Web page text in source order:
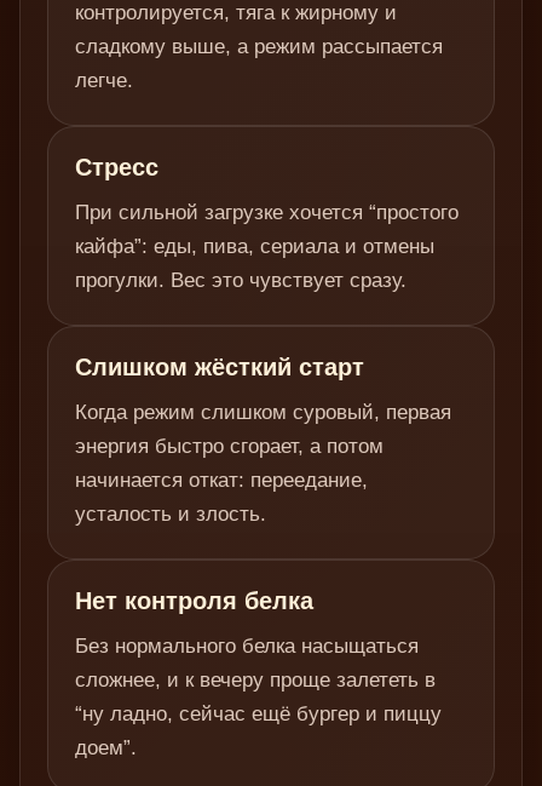
контролируется, тяга к жирному и
сладкому выше, а режим рассыпается
легче.
Стресс
При сильной загрузке хочется “простого
кайфа”: еды, пива, сериала и отмены
прогулки. Вес это чувствует сразу.
Слишком жёсткий старт
Когда режим слишком суровый, первая
энергия быстро сгорает, а потом
начинается откат: переедание,
усталость и злость.
Нет контроля белка
Без нормального белка насыщаться
сложнее, и к вечеру проще залететь в
“ну ладно, сейчас ещё бургер и пиццу
доем”.